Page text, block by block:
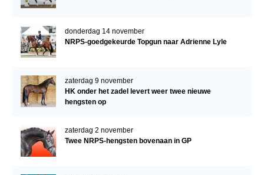
donderdag 14 november
NRPS-goedgekeurde Topgun naar Adrienne Lyle
zaterdag 9 november
HK onder het zadel levert weer twee nieuwe
hengsten op
zaterdag 2 november
Twee NRPS-hengsten bovenaan in GP